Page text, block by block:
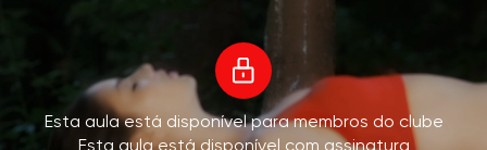
Esta aula está disponível para membros do clube
Esta aula está disponível com assinatura